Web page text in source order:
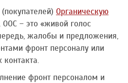
Органическую
ООС – это «живой голос
жалобы и предложения,
фронт персоналу или
фронт персоналом и